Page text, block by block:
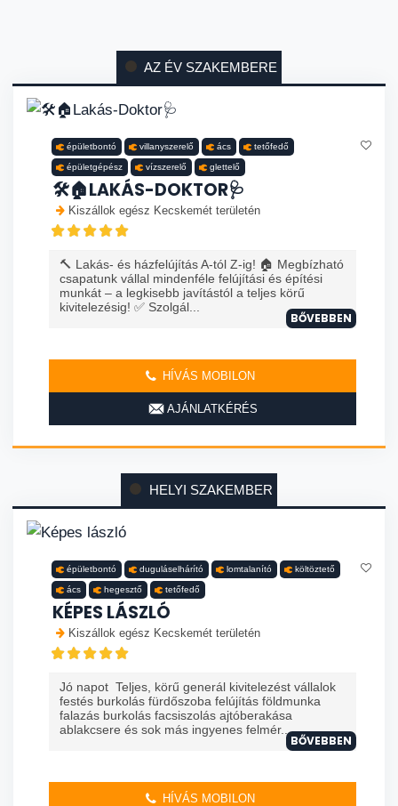
AZ ÉV SZAKEMBERE
épületbontó villanyszerelő ács tetőfedő
épületgépész vízszerelő glettelő
🛠️🏠LAKÁS-DOKTOR🩺
Kiszállok egész Kecskemét területén
🔨 Lakás- és házfelújítás A-tól Z-ig! 🏠 Megbízható
csapatunk vállal mindenféle felújítási és építési
munkát – a legkisebb javítástól a teljes körű
kivitelezésig! ✅ Szolgál...
BŐVEBBEN
HÍVÁS MOBILON
AJÁNLATKÉRÉS
HELYI SZAKEMBER
épületbontó duguláselhárító lomtalanító költöztető
ács hegesztő tetőfedő
KÉPES LÁSZLÓ
Kiszállok egész Kecskemét területén
Jó napot Teljes, körű generál kivitelezést vállalok
festés burkolás fürdőszoba felújítás földmunka
falazás burkolás facsiszolás ajtóberakása
ablakcsere és sok más ingyenes felmér...
BŐVEBBEN
HÍVÁS MOBILON